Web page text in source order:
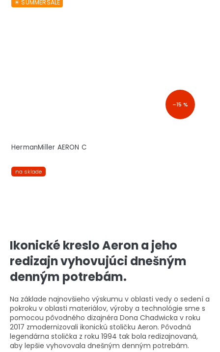
☀︎ SUMMERSALE
–15 %
HermanMiller AERON C
na sklade
Ikonické kreslo Aeron a jeho
redizajn vyhovujúci dnešným
denným potrebám.
Na základe najnovšieho výskumu v oblasti vedy o sedení a
pokroku v oblasti materiálov, výroby a technológie sme s
pomocou pôvodného dizajnéra Dona Chadwicka v roku
2017 zmodernizovali ikonickú stoličku Aeron. Pôvodná
legendárna stolička z roku 1994 tak bola redizajnovaná,
aby lepšie vyhovovala dnešným denným potrebám.